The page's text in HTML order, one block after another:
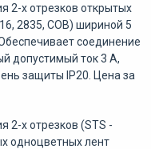
2-х отрезков открытых
2835, COB) шириной 5
соединение
допустимый ток 3 А,
защиты IP20. Цена за
2-х отрезков (STS -
одноцветных лент